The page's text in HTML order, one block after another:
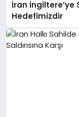
İran İngiltere’ye
Hedefimizdir